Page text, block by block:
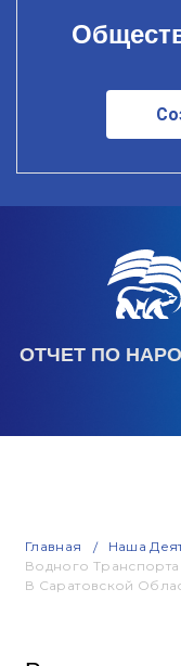
ОТЧЕТ ПО
Главная Наша
Водного
В Саратовской